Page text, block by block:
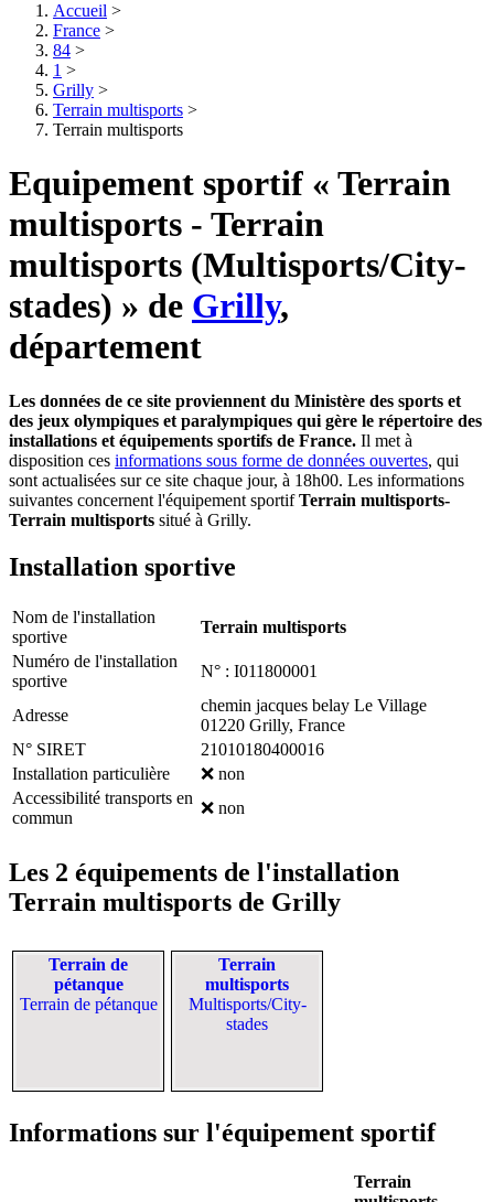
Accueil >
France >
84 >
1 >
Grilly >
Terrain multisports >
Terrain multisports
Equipement sportif « Terrain
multisports - Terrain
multisports (Multisports/City-
stades) » de Grilly,
département
Les données de ce site proviennent du Ministère des sports et
des jeux olympiques et paralympiques qui gère le répertoire des
installations et équipements sportifs de France. Il met à
disposition ces informations sous forme de données ouvertes, qui
sont actualisées sur ce site chaque jour, à 18h00. Les informations
suivantes concernent l'équipement sportifTerrain multisports-
Terrain multisports situé à Grilly.
Installation sportive
Nom de l'installation
sportive
Terrain multisports
Numéro de l'installation
sportive
N° : I011800001
Adresse
chemin jacques belay Le Village
01220 Grilly, France
N° SIRET
21010180400016
Installation particulière
❌ non
Accessibilité transports en
commun
❌ non
Les 2 équipements de l'installation
Terrain multisports de Grilly
Terrain de
pétanque
Terrain de pétanque
Terrain
multisports
Multisports/City-
stades
Informations sur l'équipement sportif
Terrain